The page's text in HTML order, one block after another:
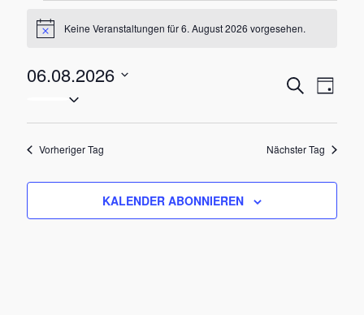
Veranstaltungen
für
6.
August
2026
HinweisKeine Veranstaltungen für 6. August 2026 vorgesehen.
Suche
und
SUCHE
TAG
06.08.2026
wählen.
Vorheriger Tag Nächster Tag
KALENDER ABONNIEREN